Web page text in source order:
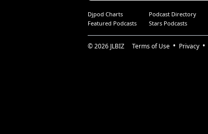
Djpod Charts Podcast Directory
Featured Podcasts
Stars Podcasts
© 2026 JLBIZ Terms of Use Privacy